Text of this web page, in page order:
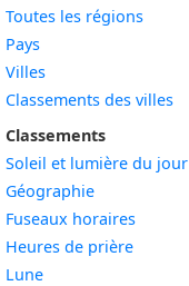
Toutes les régions
Pays
Villes
Classements des villes
Classements
Soleil et lumière du jour
Géographie
Fuseaux horaires
Heures de prière
Lune